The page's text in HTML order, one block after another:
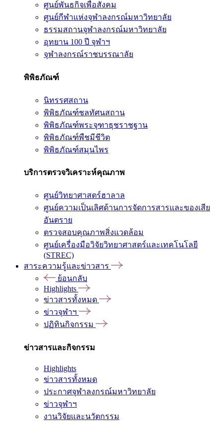
ศูนย์พันธกิจเพื่อสังคม
ศูนย์กีฬาแห่งจุฬาลงกรณ์มหาวิทยาลัย
ธรรมสถานจุฬาลงกรณ์มหาวิทยาลัย
อุทยาน 100 ปี จุฬาฯ
จุฬาลงกรณ์ราชบรรณาลัย
พิพิธภัณฑ์
นิทรรศสถาน
พิพิธภัณฑ์ชลทัศนสถาน
พิพิธภัณฑ์พระจุฑาธุชราชฐาน
พิพิธภัณฑ์พืชมีชีวิต
พิพิธภัณฑ์สมุนไพร
บริการตรวจวิเคราะห์คุณภาพ
ศูนย์วิทยาศาสตร์ฮาลาล
ศูนย์ความเป็นเลิศด้านการจัดการสารและของเสีย
อันตราย
ตรวจสอบคุณภาพสิ่งแวดล้อม
ศูนย์เครื่องมือวิจัยวิทยาศาสตร์และเทคโนโลยี
(STREC)
สาระความรู้และข่าวสาร
ย้อนกลับ
Highlights
ข่าวสารทั้งหมด
ข่าวจุฬาฯ
ปฏิทินกิจกรรม
ข่าวสารและกิจกรรม
Highlights
ข่าวสารทั้งหมด
ประกาศจุฬาลงกรณ์มหาวิทยาลัย
ข่าวจุฬาฯ
งานวิจัยและนวัตกรรม